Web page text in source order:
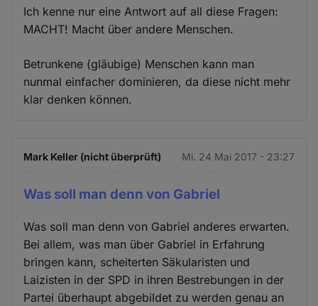
Ich kenne nur eine Antwort auf all diese Fragen:
MACHT! Macht über andere Menschen.
Betrunkene (gläubige) Menschen kann man
nunmal einfacher dominieren, da diese nicht mehr
klar denken können.
Mark Keller (nicht überprüft) Mi. 24 Mai 2017 - 23:27
Was soll man denn von Gabriel
Was soll man denn von Gabriel anderes erwarten.
Bei allem, was man über Gabriel in Erfahrung
bringen kann, scheiterten Säkularisten und
Laizisten in der SPD in ihren Bestrebungen in der
Partei überhaupt abgebildet zu werden genau an